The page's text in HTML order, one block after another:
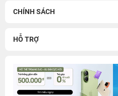
CHÍNH SÁCH
HỖ TRỢ